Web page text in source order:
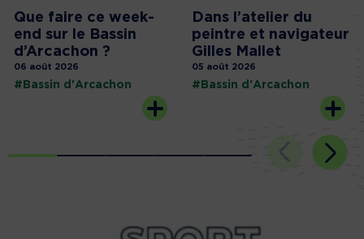
Que faire ce week-
end sur le Bassin
d’Arcachon ?
06 août 2026
#Bassin d'Arcachon
Dans l’atelier du
peintre et navigateur
Gilles Mallet
05 août 2026
#Bassin d'Arcachon